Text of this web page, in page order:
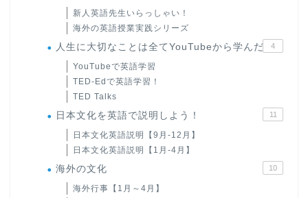
新人英語先生いらっしゃい！
海外の英語授業実践シリーズ
人生に大切なことは全てYouTubeから学んだ 4
YouTubeで英語学習
TED-Edで英語学習！
TED Talks
日本文化を英語で説明しよう！ 11
日本文化英語説明【9月-12月】
日本文化英語説明【1月-4月】
海外の文化 10
海外行事【1月～4月】